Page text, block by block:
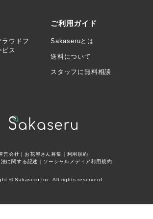
ラウドフ
ビス
ご利用ガイド
Sakaseruとは
送料について
スタッフに無料相談
営会社 ｜ お花屋さん募集 ｜ 利用規約
に関する記述 ｜ ソーシャルメディア利用規約
© Sakaseru Inc. All rights reserverd.